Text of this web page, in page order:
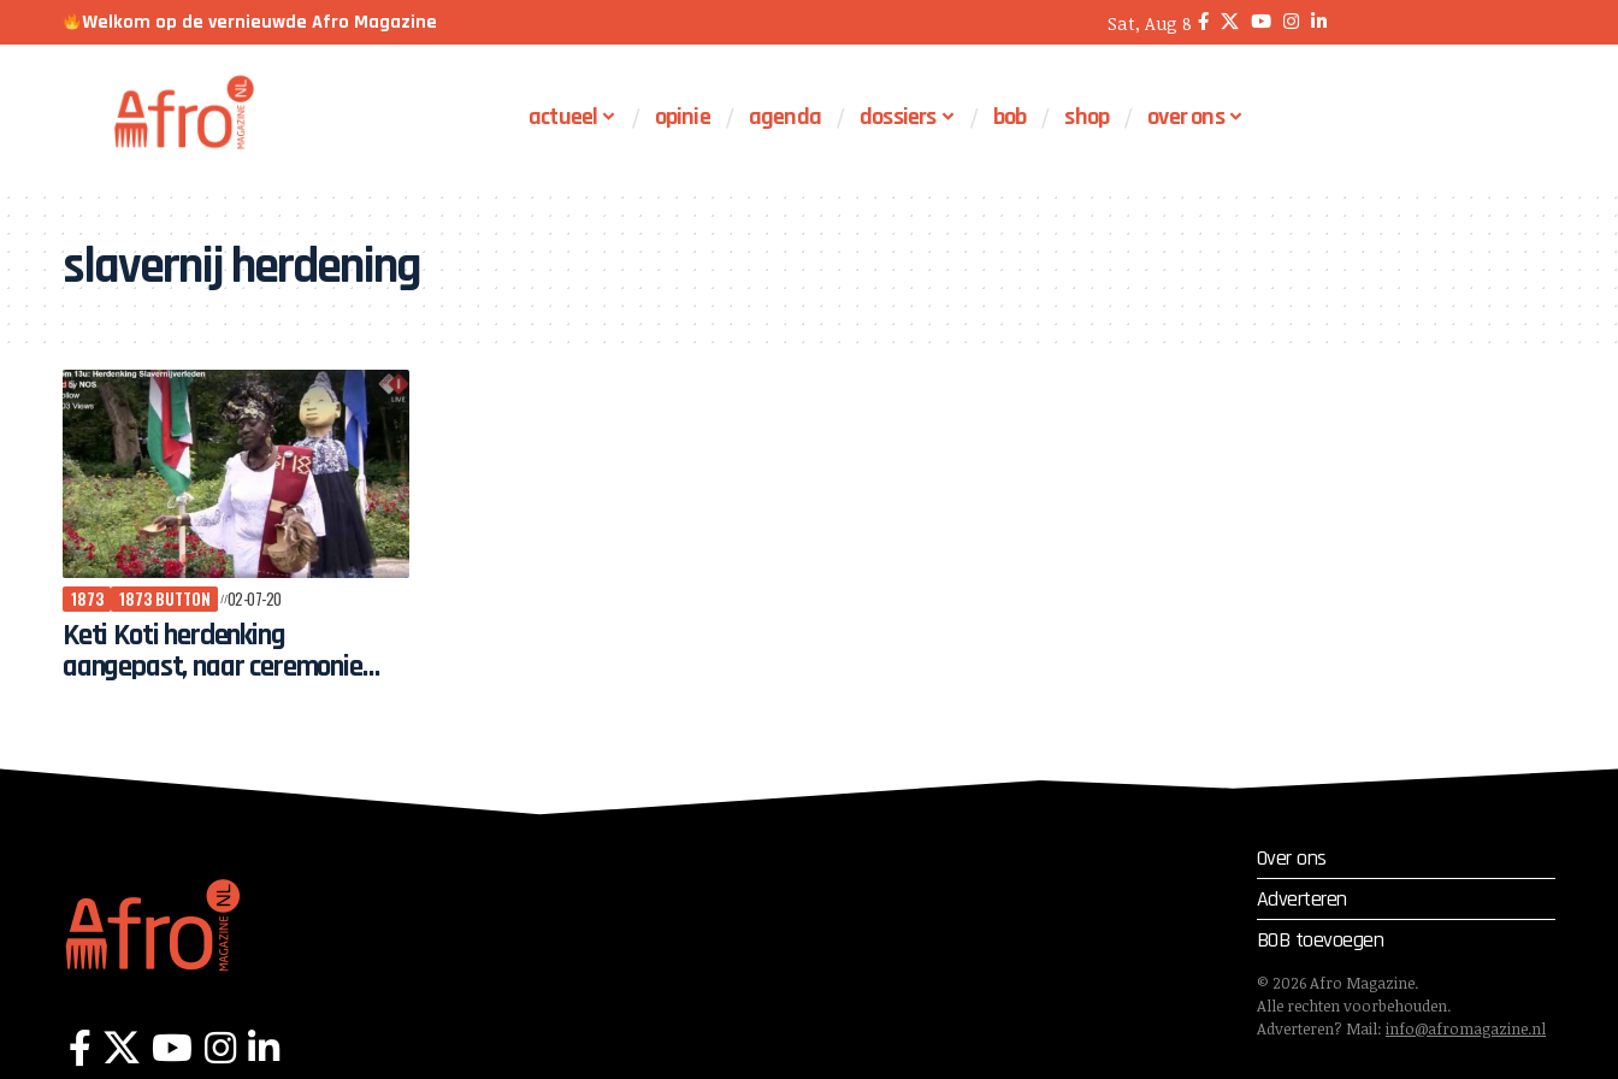
Welkom op de vernieuwde Afro Magazine Sat, Aug 8
actueel opinie agenda dossiers bob shop over ons
slavernij herdening
1873 1873 BUTTON 02-07-20
Keti Koti herdenking
aangepast, naar ceremonie
Over ons
Adverteren
BOB toevoegen
© 2026Afro Magazine.
Alle rechten voorbehouden.
Adverteren? Mail: info@afromagazine.nl